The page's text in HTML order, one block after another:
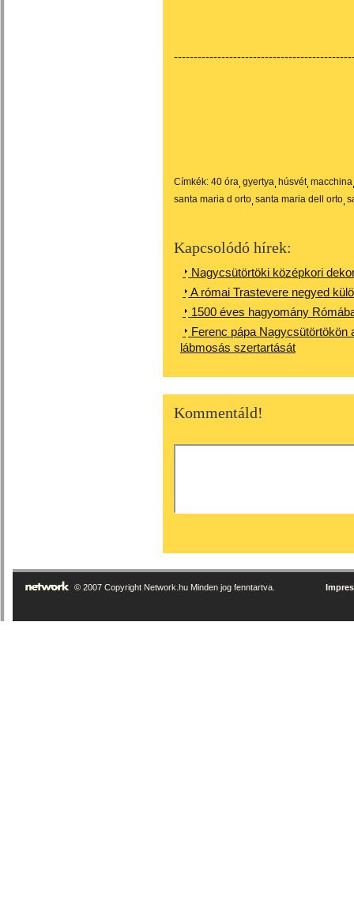
Címkék: 40 óra gyertya húsvét macchina
santa maria d orto santa maria dell orto
Kapcsolódó hírek:
Nagycsütörtöki középkori
A római Trastevere negyed
1500 éves hagyomány
Ferenc pápa Nagycsütörtökön
lábmosás szertartását
Kommentáld!
© 2007 Copyright Network.hu Minden jog fenntartva.